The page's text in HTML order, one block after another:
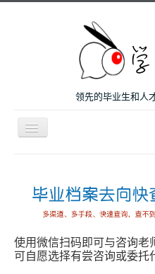
领先的毕业生和人
导
航
微咨询
人才服务
留学和考研
案例
使用微信扫码即可与咨询老
可自愿选择有尝咨询或委托